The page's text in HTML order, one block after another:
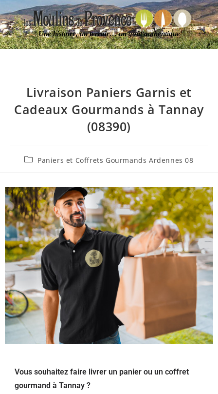
Une histoire, un terroir… un goût authentique
Livraison Paniers Garnis et
Cadeaux Gourmands à Tannay
(08390)
Paniers et Coffrets Gourmands Ardennes 08
Vous souhaitez faire livrer un panier ou un coffret
gourmand à Tannay ?